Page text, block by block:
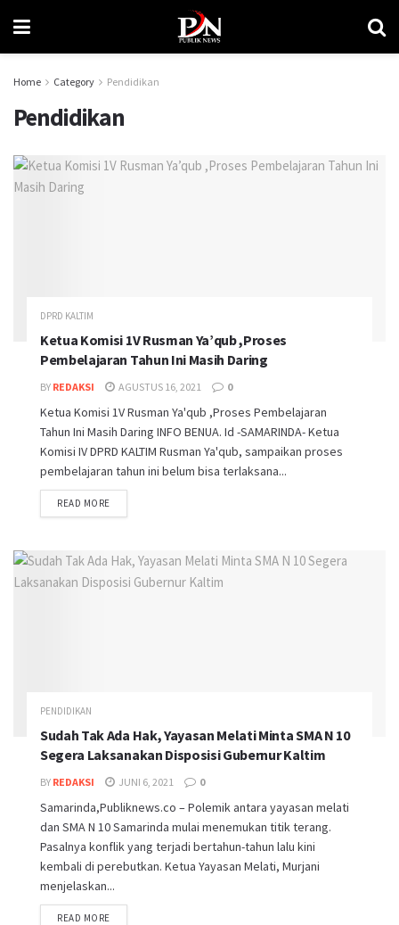
Home Category Pendidikan
Pendidikan
DPRD KALTIM
Ketua Komisi 1V Rusman Ya’qub ,Proses
Pembelajaran Tahun Ini Masih Daring
BY REDAKSI AGUSTUS 16, 2021 0
Ketua Komisi 1V Rusman Ya'qub ,Proses Pembelajaran
Tahun Ini Masih Daring INFO BENUA. Id -SAMARINDA- Ketua
Komisi IV DPRD KALTIM Rusman Ya'qub, sampaikan proses
pembelajaran tahun ini belum bisa terlaksana...
READ MORE
PENDIDIKAN
Sudah Tak Ada Hak, Yayasan Melati Minta SMA N 10
Segera Laksanakan Disposisi Gubernur Kaltim
BY REDAKSI JUNI 6, 2021 0
Samarinda,Publiknews.co – Polemik antara yayasan melati
dan SMA N 10 Samarinda mulai menemukan titik terang.
Pasalnya konflik yang terjadi bertahun-tahun lalu kini
kembali di perebutkan. Ketua Yayasan Melati, Murjani
menjelaskan...
READ MORE